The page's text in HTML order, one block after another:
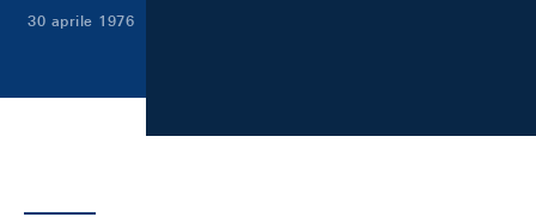
30 aprile 1976